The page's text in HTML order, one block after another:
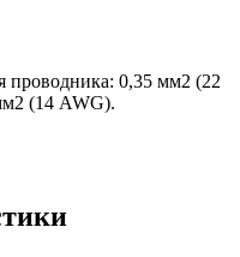
проводника: 0,35 мм2 (22
(14 AWG).